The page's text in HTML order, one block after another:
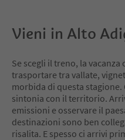
Vieni in Alto
Se scegli il treno, la
trasportare tra vallate,
morbida di questa
sintonia con il territorio.
emissioni e osservare il
destinazioni sono ben
risalita. E spesso ci arrivi